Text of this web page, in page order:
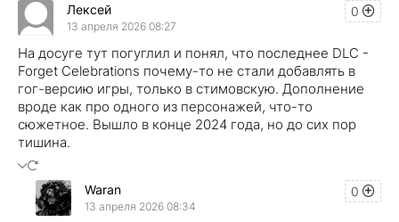
0
Лексей
13 апреля 2026 08:27
На досуге тут погуглил и понял, что последнее DLC -
Forget Celebrations почему-то не стали добавлять в
гог-версию игры, только в стимовскую. Дополнение
вроде как про одного из персонажей, что-то
сюжетное. Вышло в конце 2024 года, но до сих пор
тишина.
0
Waran
13 апреля 2026 08:34